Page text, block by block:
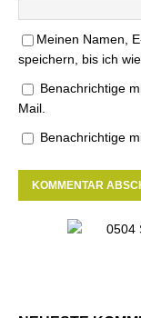
Meinen Namen,
speichern, bis ich
Benachrichtige
Mail.
Benachrichtige